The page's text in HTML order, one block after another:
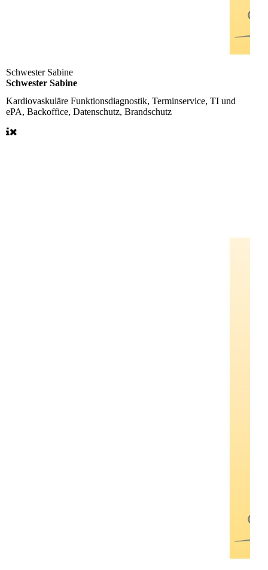
Schwester Sabine
Schwester Sabine
Kardiovaskuläre Funktionsdiagnostik, Terminservice, TI und
ePA, Backoffice, Datenschutz, Brandschutz